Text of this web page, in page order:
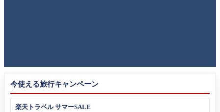
今使える旅行キャンペーン
楽天トラベル サマーSALE